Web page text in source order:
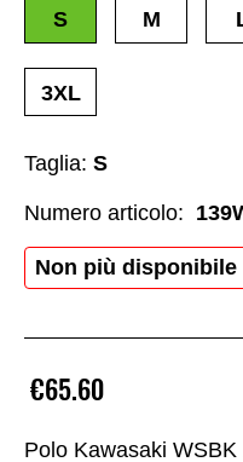
Polo Kawasaki
€65.60
Taglia: S
Non più disponibile
S M
3XL
Numero articolo: